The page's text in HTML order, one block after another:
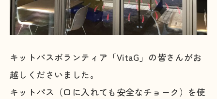
キットパスボランティア「VitaG」の皆さんがお
越しくださいました。
キットパス（口に入れても安全なチョーク）を使